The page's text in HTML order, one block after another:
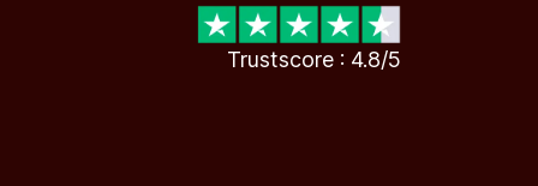
Trustscore : 4.8/5